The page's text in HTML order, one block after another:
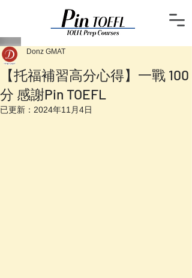
【托福補習高分心得】一戰 100
分 感謝Pin TOEFL
Donz GMAT
已更新： 2024年11月4日